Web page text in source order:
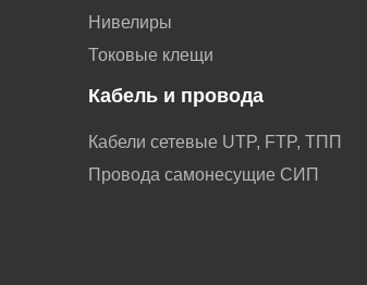
Нивелиры
Токовые клещи
Кабель и провода
Кабели сетевые UTP, FTP, ТПП
Провода самонесущие СИП